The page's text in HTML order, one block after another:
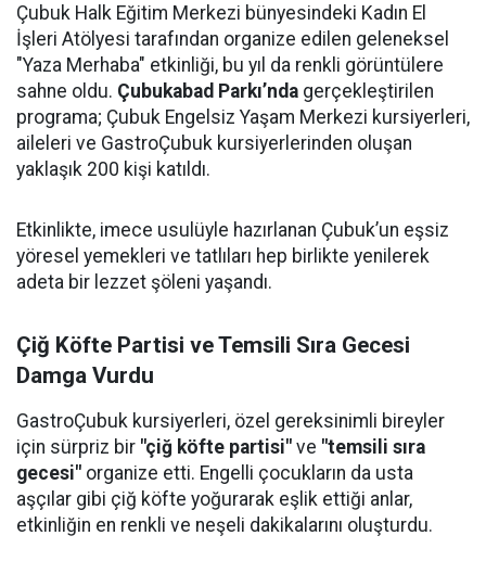
Çubuk Halk Eğitim Merkezi bünyesindeki Kadın El
İşleri Atölyesi tarafından organize edilen geleneksel
"Yaza Merhaba" etkinliği, bu yıl da renkli görüntülere
sahne oldu. Çubukabad Parkı’nda gerçekleştirilen
programa; Çubuk Engelsiz Yaşam Merkezi kursiyerleri,
aileleri ve GastroÇubuk kursiyerlerinden oluşan
yaklaşık 200 kişi katıldı.
Etkinlikte, imece usulüyle hazırlanan Çubuk’un eşsiz
yöresel yemekleri ve tatlıları hep birlikte yenilerek
adeta bir lezzet şöleni yaşandı.
Çiğ Köfte Partisi ve Temsili Sıra Gecesi
Damga Vurdu
GastroÇubuk kursiyerleri, özel gereksinimli bireyler
için sürpriz bir "çiğ köfte partisi" ve "temsili sıra
gecesi" organize etti. Engelli çocukların da usta
aşçılar gibi çiğ köfte yoğurarak eşlik ettiği anlar,
etkinliğin en renkli ve neşeli dakikalarını oluşturdu.